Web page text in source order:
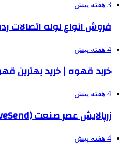
3 هفته پیش
فروش انواع لوله اتصالات رده 40، لوله اتصالات پلیران، سوپرپایپ و سایر انواع لوله و
4 هفته پیش
خرید قهوه | خرید بهترین
4 هفته پیش
زرپالایش عصر صنعت (ValveSend)، شریک مطمئن صنایع نفت، گاز و پتروشیمی
4 هفته پیش